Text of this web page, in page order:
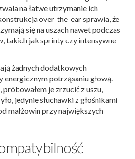
na łatwe utrzymanie ich
over-the-ear sprawia, że
się na uszach nawet podczas
takich jak sprinty czy intensywne
żadnych dodatkowych
energicznym potrząsaniu głową.
próbowałem je zrzucić z uszu,
jedynie słuchawki z głośnikami
małżowin przy największych